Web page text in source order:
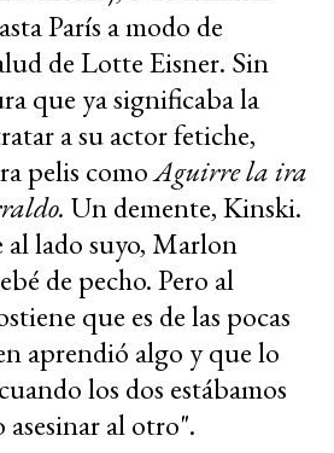
París a modo de
de Lotte Eisner. Sin
que ya significaba la
a su actor fetiche,
pelis comoAguirre la ira
Un demente, Kinski.
lado suyo, Marlon
de pecho. Pero al
que es de las pocas
aprendió algo y que lo
los dos estábamos
al otro".